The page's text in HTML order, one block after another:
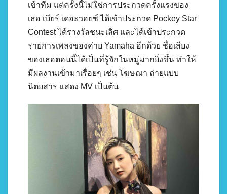
เข้าทีม แต่ครั้งนี้ไม่ใช่การประกวดครั้งแรงของ
เธอ เบียร์ เดอะวอยซ์ ได้เข้าประกวด Pockey Star
Contest ได้รางวัลชนะเลิศ และได้เข้าประกวด
รายการเพลงของค่าย Yamaha อีกด้วย ชื่อเสียง
ของเธอตอนนี้ได้เป็นที่รู้จักในหมู่มากยิ่งขึ้น ทำให้
มีผลงานเข้ามาเรื่อยๆ เช่น โฆษณา ถ่ายแบบ
นิตยสาร แสดง MV เป็นต้น